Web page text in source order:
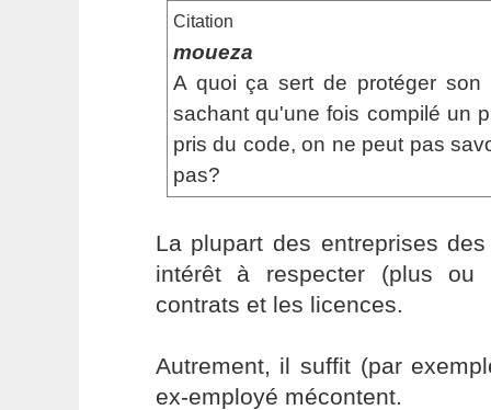
Citation
moueza
A quoi ça sert de protéger son
sachant qu'une fois compilé un
pris du code, on ne peut pas
pas?
La plupart des entreprises
intérêt à respecter (plus
contrats et les licences.
Autrement, il suffit (par
ex-employé mécontent.